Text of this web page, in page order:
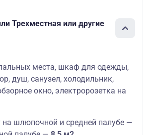
Трехместная или другие
места, шкаф для одежды,
душ, санузел, холодильник,
окно, электророзетка на
шлюпочной и средней палубе —